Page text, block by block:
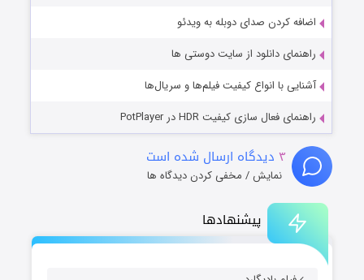
پیشنهادها
اضافه کردن صدای دوبله به ویدئو
راهنمای دانلود از سایت دوستی ها
آشنایی با انواع کیفیت فیلم‌ها و سریال‌ها
راهنمای فعال سازی کیفیت HDR در PotPlayer
۳ دیدگاه ارسال شده است
نمایش / مخفی کردن دیدگاه ها